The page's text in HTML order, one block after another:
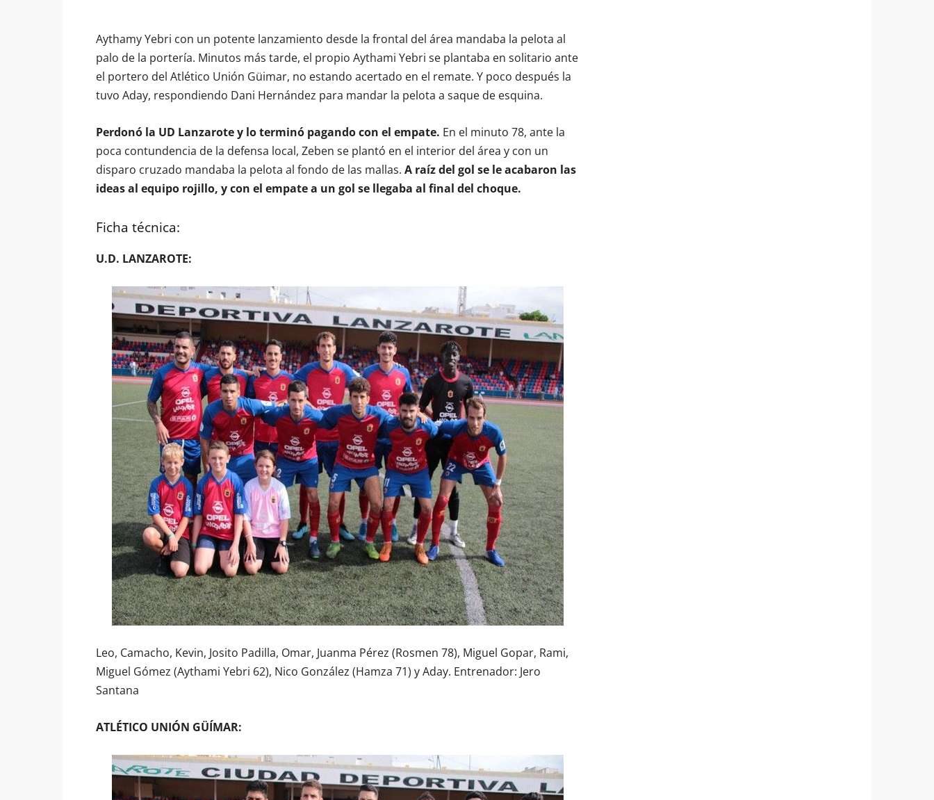
Aythamy Yebri con un potente lanzamiento desde la frontal del área mandaba la pelota al
palo de la portería. Minutos más tarde, el propio Aythami Yebri se plantaba en solitario ante
el portero del Atlético Unión Güimar, no estando acertado en el remate. Y poco después la
tuvo Aday, respondiendo Dani Hernández para mandar la pelota a saque de esquina.
Perdonó la UD Lanzarote y lo terminó pagando con el empate. En el minuto 78, ante la
poca contundencia de la defensa local, Zeben se plantó en el interior del área y con un
disparo cruzado mandaba la pelota al fondo de las mallas. A raíz del gol se le acabaron las
ideas al equipo rojillo, y con el empate a un gol se llegaba al final del choque.
Ficha técnica:
U.D. LANZAROTE:
Leo, Camacho, Kevin, Josito Padilla, Omar, Juanma Pérez (Rosmen 78), Miguel Gopar, Rami,
Miguel Gómez (Aythami Yebri 62), Nico González (Hamza 71) y Aday. Entrenador: Jero
Santana
ATLÉTICO UNIÓN GÜÍMAR: